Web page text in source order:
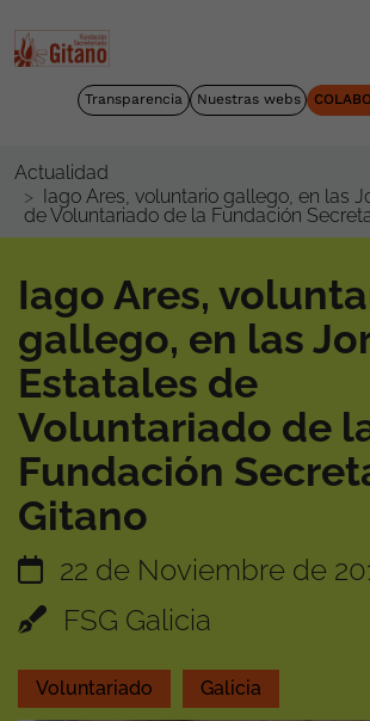
Transparencia Nuestras webs
Actualidad
Iago Ares, voluntario gallego, en las
de Voluntariado de la Fundación
Iago Ares,
gallego, en las
Estatales de
Voluntariado de
Fundación
Gitano
22 de Noviembre de
FSG Galicia
Voluntariado Galicia